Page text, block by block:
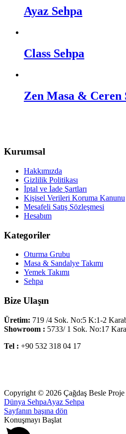
Ayaz Sehpa
Class Sehpa
Zen Masa & Ceren
Kurumsal
Hakkımızda
Gizlilik Politikası
İptal ve İade Şartları
Kişisel Verileri Koruma Kanunu
Mesafeli Satış Sözleşmesi
Hesabım
Kategoriler
Oturma Grubu
Masa & Sandalye Takımı
Yemek Takımı
Sehpa
Bize Ulaşın
Üretim: 719 /4 Sok. No:5 K:1-2
Showroom : 5733/ 1 Sok. No:17
Tel : +90 532 318 04 17
Copyright © 2026 Çağdaş Besle Proje
Dünya SehpaAyaz Sehpa
Sayfanın başına dön
Konuşmayı Başlat